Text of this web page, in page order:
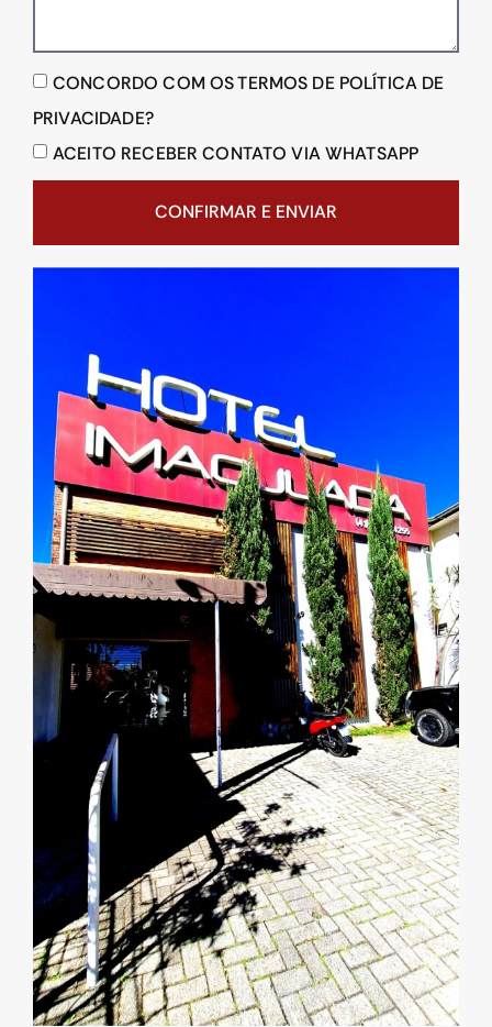
CONCORDO COM OS TERMOS DE POLÍTICA DE
PRIVACIDADE?
ACEITO RECEBER CONTATO VIA WHATSAPP
CONFIRMAR E ENVIAR